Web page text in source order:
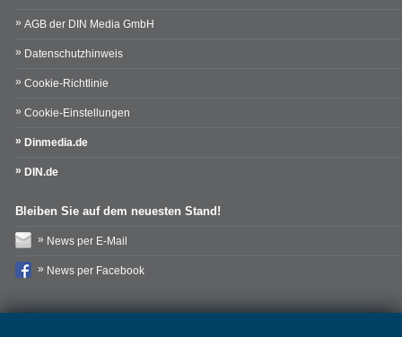
AGB der DIN Media GmbH
Datenschutzhinweis
Cookie-Richtlinie
Cookie-Einstellungen
Dinmedia.de
DIN.de
Bleiben Sie auf dem neuesten Stand!
News per E-Mail
News per Facebook